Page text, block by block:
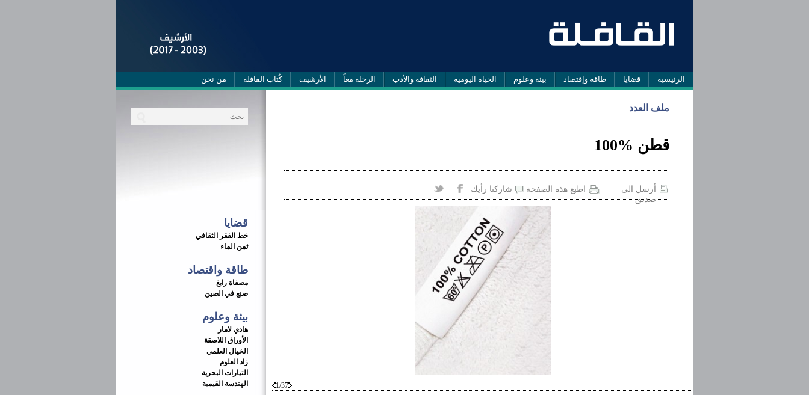
الرئيسية قضايا طاقة وإقتصاد بيئة وعلوم الحياة اليومية الثقافة والأدب الرحلة معاً الأرشيف كُتاب القافلة من نحن
قضايا
خط الفقر الثقافي
ثمن الماء
طاقة واقتصاد
مصفاة رابغ
صنع في الصين
بيئة وعلوم
هادي لامار
الأوراق اللاصقة
الخيال العلمي
زاد العلوم
التيارات البحرية
الهندسة القيمية
ملف العدد
قطن %100
أرسل الى
صديق
اطبع هذه الصفحة شاركنا رأيك
1/37